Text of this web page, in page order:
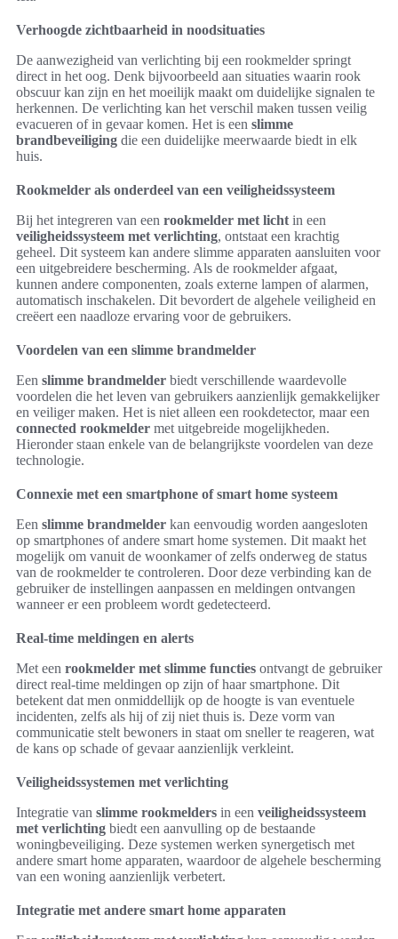
Verhoogde zichtbaarheid in noodsituaties
De aanwezigheid van verlichting bij een rookmelder springt
direct in het oog. Denk bijvoorbeeld aan situaties waarin rook
obscuur kan zijn en het moeilijk maakt om duidelijke signalen te
herkennen. De verlichting kan het verschil maken tussen veilig
evacueren of in gevaar komen. Het is een slimme
brandbeveiliging die een duidelijke meerwaarde biedt in elk
huis.
Rookmelder als onderdeel van een veiligheidssysteem
Bij het integreren van een rookmelder met licht in een
veiligheidssysteem met verlichting, ontstaat een krachtig
geheel. Dit systeem kan andere slimme apparaten aansluiten voor
een uitgebreidere bescherming. Als de rookmelder afgaat,
kunnen andere componenten, zoals externe lampen of alarmen,
automatisch inschakelen. Dit bevordert de algehele veiligheid en
creëert een naadloze ervaring voor de gebruikers.
Voordelen van een slimme brandmelder
Een slimme brandmelder biedt verschillende waardevolle
voordelen die het leven van gebruikers aanzienlijk gemakkelijker
en veiliger maken. Het is niet alleen een rookdetector, maar een
connected rookmelder met uitgebreide mogelijkheden.
Hieronder staan enkele van de belangrijkste voordelen van deze
technologie.
Connexie met een smartphone of smart home systeem
Een slimme brandmelder kan eenvoudig worden aangesloten
op smartphones of andere smart home systemen. Dit maakt het
mogelijk om vanuit de woonkamer of zelfs onderweg de status
van de rookmelder te controleren. Door deze verbinding kan de
gebruiker de instellingen aanpassen en meldingen ontvangen
wanneer er een probleem wordt gedetecteerd.
Real-time meldingen en alerts
Met een rookmelder met slimme functies ontvangt de gebruiker
direct real-time meldingen op zijn of haar smartphone. Dit
betekent dat men onmiddellijk op de hoogte is van eventuele
incidenten, zelfs als hij of zij niet thuis is. Deze vorm van
communicatie stelt bewoners in staat om sneller te reageren, wat
de kans op schade of gevaar aanzienlijk verkleint.
Veiligheidssystemen met verlichting
Integratie van slimme rookmelders in een veiligheidssysteem
met verlichting biedt een aanvulling op de bestaande
woningbeveiliging. Deze systemen werken synergetisch met
andere smart home apparaten, waardoor de algehele bescherming
van een woning aanzienlijk verbetert.
Integratie met andere smart home apparaten